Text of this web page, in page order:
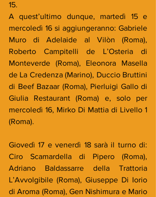
15.
A quest’ultimo dunque, martedì 15 e
mercoledì 16 si aggiungeranno: Gabriele
Muro di Adelaide al Vilòn (Roma),
Roberto Campitelli de L’Osteria di
Monteverde (Roma), Eleonora Masella
de La Credenza (Marino), Duccio Bruttini
di Beef Bazaar (Roma), Pierluigi Gallo di
Giulia Restaurant (Roma) e, solo per
mercoledì 16, Mirko Di Mattia di Livello 1
(Roma).
Giovedì 17 e venerdì 18 sarà il turno di:
Ciro Scamardella di Pipero (Roma),
Adriano Baldassarre della Trattoria
L’Avvolgibile (Roma), Giuseppe Di Iorio
di Aroma (Roma), Gen Nishimura e Mario